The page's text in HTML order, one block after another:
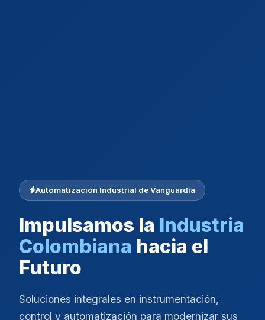
Automatización Industrial de Vanguardia
Impulsamos la Industria
Colombiana hacia el
Futuro
Soluciones integrales en instrumentación,
control y automatización para modernizar sus